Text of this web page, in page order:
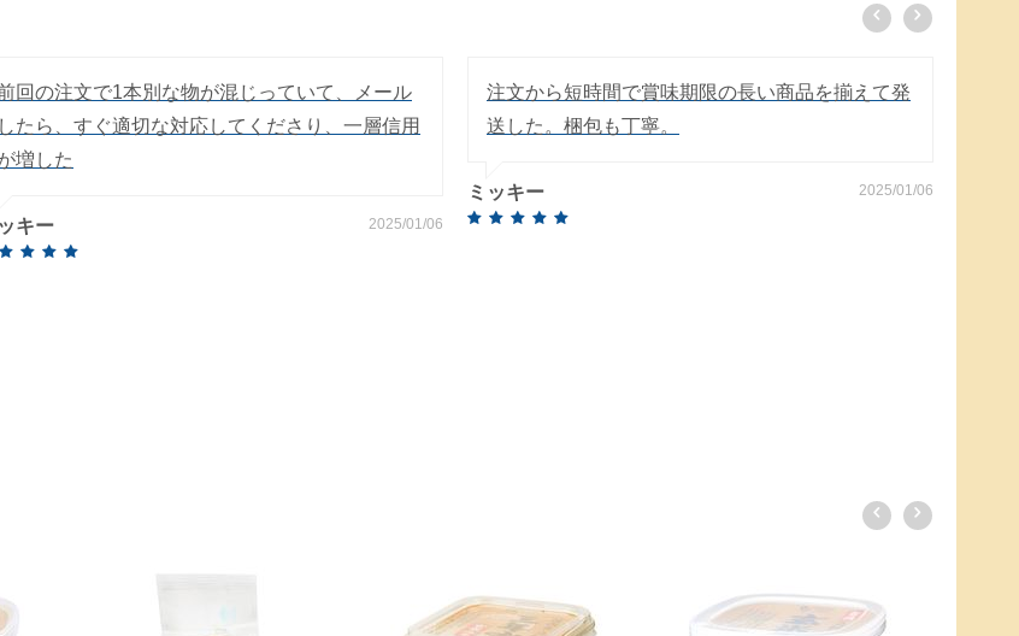
回の注文で1本別な物が混じっていて、メール
したら、すぐ適切な対応してくださり、一層信用
増した
キー 2025/01/06
注文から短時間で賞味期限の長い商品を揃えて発
送した。梱包も丁寧。
ミッキー 2025/01/06